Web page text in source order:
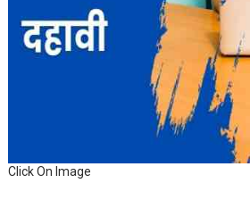
Click On Image